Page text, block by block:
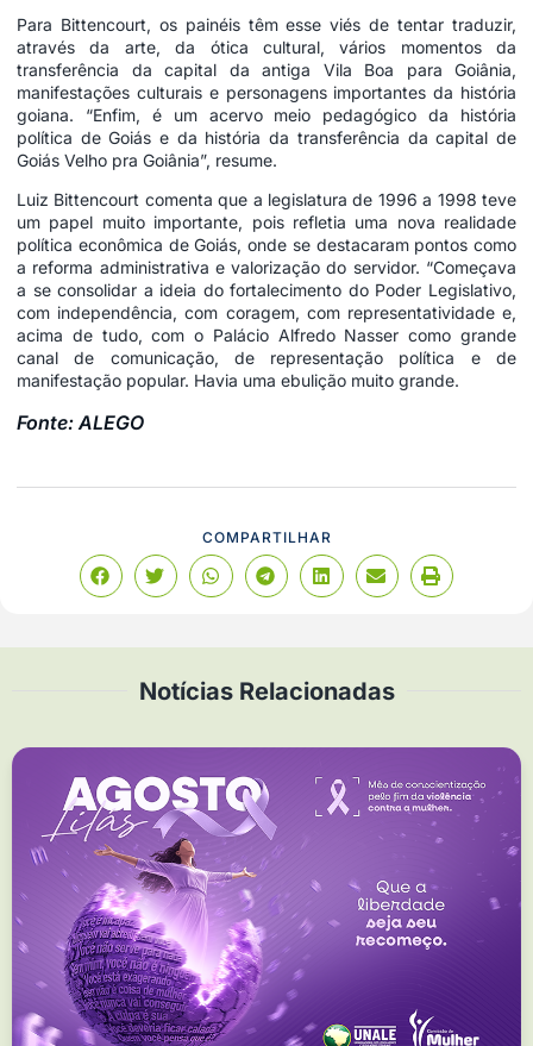
Para Bittencourt, os painéis têm esse viés de tentar traduzir,
através da arte, da ótica cultural, vários momentos da
transferência da capital da antiga Vila Boa para Goiânia,
manifestações culturais e personagens importantes da história
goiana. “Enfim, é um acervo meio pedagógico da história
política de Goiás e da história da transferência da capital de
Goiás Velho pra Goiânia”, resume.
Luiz Bittencourt comenta que a legislatura de 1996 a 1998 teve
um papel muito importante, pois refletia uma nova realidade
política econômica de Goiás, onde se destacaram pontos como
a reforma administrativa e valorização do servidor. “Começava
a se consolidar a ideia do fortalecimento do Poder Legislativo,
com independência, com coragem, com representatividade e,
acima de tudo, com o Palácio Alfredo Nasser como grande
canal de comunicação, de representação política e de
manifestação popular. Havia uma ebulição muito grande.
Fonte: ALEGO
COMPARTILHAR
Notícias Relacionadas